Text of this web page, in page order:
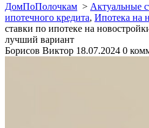
ДомПоПолочкам > Актуальные
ипотечного кредита, Ипотека на
ставки по ипотеке на
лучший вариант
Борисов Виктор 18.07.2024 0